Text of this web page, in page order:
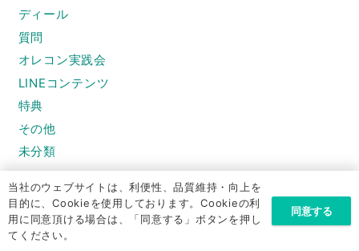
ディール
質問
オレコン実践会
LINEコンテンツ
特典
その他
未分類
当社のウェブサイトは、利便性、品質維持・向上を
目的に、Cookieを使用しております。Cookieの利
用に同意頂ける場合は、「同意する」ボタンを押し
てください。
同意する